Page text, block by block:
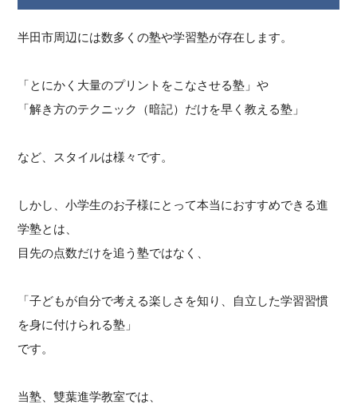
半田市周辺には数多くの塾や学習塾が存在します。
「とにかく大量のプリントをこなさせる塾」や
「解き方のテクニック（暗記）だけを早く教える塾」
など、スタイルは様々です。
しかし、小学生のお子様にとって本当におすすめできる進
学塾とは、
目先の点数だけを追う塾ではなく、
「子どもが自分で考える楽しさを知り、自立した学習習慣
を身に付けられる塾」
です。
当塾、雙葉進学教室では、